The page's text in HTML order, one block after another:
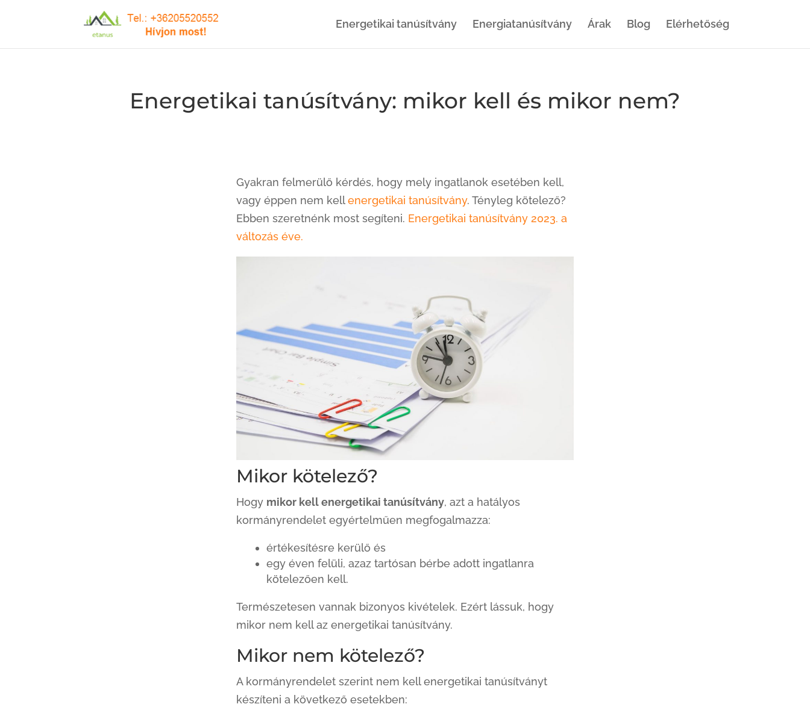
Energetikai tanúsítvány Energiatanúsítvány Árak Blog Elérhetőség
Energetikai tanúsítvány: mikor kell és mikor nem?
Gyakran felmerülő kérdés, hogy mely ingatlanok esetében kell,
vagy éppen nem kellenergetikai tanúsítvány. Tényleg kötelező?
Ebben szeretnénk most segíteni. Energetikai tanúsítvány 2023. a
változás éve.
Mikor kötelező?
Hogy mikor kell energetikai tanúsítvány, azt a hatályos
kormányrendelet egyértelműen megfogalmazza:
értékesítésre kerülő és
egy éven felüli, azaz tartósan bérbe adott ingatlanra
kötelezően kell.
Természetesen vannak bizonyos kivételek. Ezért lássuk, hogy
mikor nem kell az energetikai tanúsítvány.
Mikor nem kötelező?
A kormányrendelet szerint nem kell energetikai tanúsítványt
készíteni a következő esetekben: